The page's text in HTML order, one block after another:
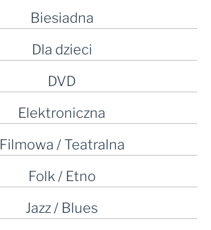
Biesiadna
Dla dzieci
DVD
Elektroniczna
Filmowa / Teatralna
Folk / Etno
Jazz / Blues